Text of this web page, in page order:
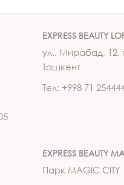
EXPRESS BEAUTY
ул., Мирабад, 12,
Ташкент
Тел: +998 71
EXPRESS BEAUTY
Парк MAGIC CITY